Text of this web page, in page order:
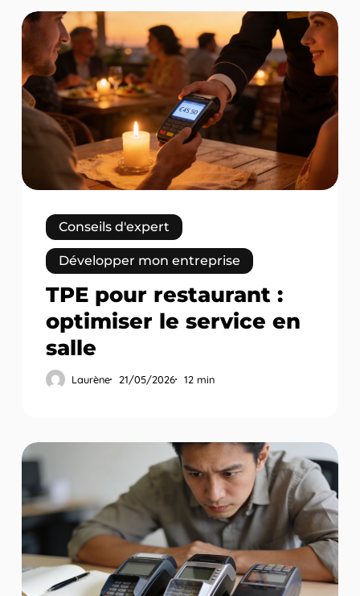
TPE
pour
restaurant
:
optimiser
service
salle
Conseils d'expert
Développer mon entreprise
TPE pour restaurant :
optimiser le service en
salle
Laurène 21/05/2026 12 min
Comparatif
:
Noelse,
SumUp,
Zettle
—
lequel